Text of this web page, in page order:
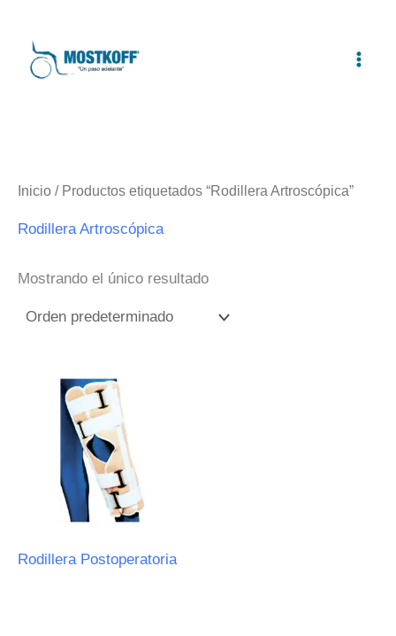
contenido
Inicio / Productos etiquetados “Rodillera Artroscópica”
Rodillera Artroscópica
Mostrando el único resultado
Rodillera Postoperatoria